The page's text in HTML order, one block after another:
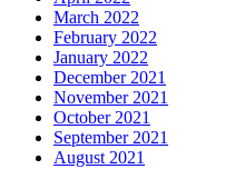
March 2022
February 2022
January 2022
December 2021
November 2021
October 2021
September 2021
August 2021